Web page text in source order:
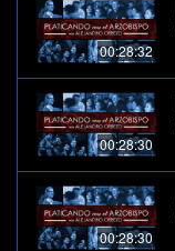
00:28:32
00:28:30
00:28:30